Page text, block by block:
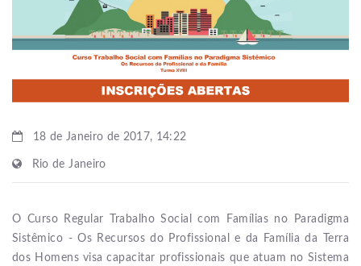
18 de Janeiro de 2017, 14:22
Rio de Janeiro
O Curso Regular Trabalho Social com Famílias no Paradigma
Sistêmico - Os Recursos do Profissional e da Família da Terra
dos Homens visa capacitar profissionais que atuam no Sistema